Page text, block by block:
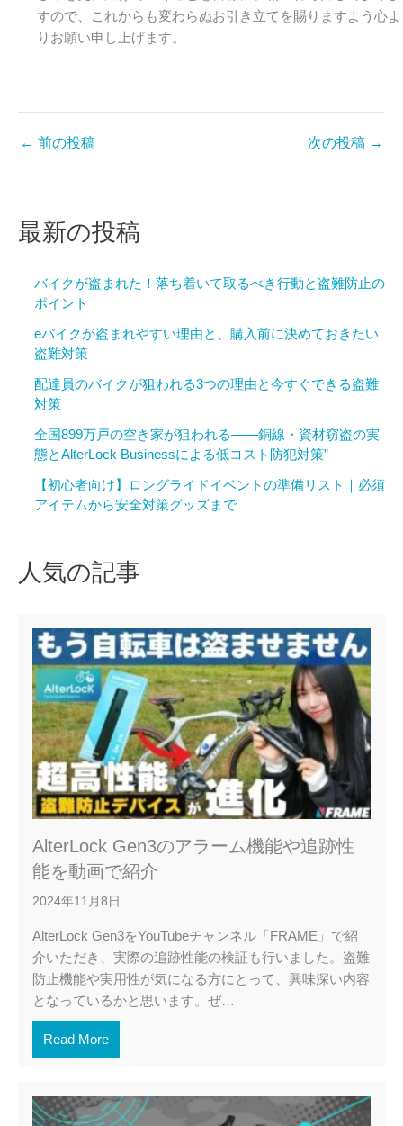
すので、これからも変わらぬお引き立てを賜りますよう心よ
りお願い申し上げます。
← 前の投稿 次の投稿 →
最新の投稿
バイクが盗まれた！落ち着いて取るべき行動と盗難防止の
ポイント
eバイクが盗まれやすい理由と、購入前に決めておきたい
盗難対策
配達員のバイクが狙われる3つの理由と今すぐできる盗難
対策
全国899万戸の空き家が狙われる——銅線・資材窃盗の実
態とAlterLock Businessによる低コスト防犯対策”
【初心者向け】ロングライドイベントの準備リスト｜必須
アイテムから安全対策グッズまで
人気の記事
AlterLock Gen3のアラーム機能や追跡性
能を動画で紹介
2024年11月8日
AlterLock Gen3をYouTubeチャンネル「FRAME」で紹
介いただき、実際の追跡性能の検証も行いました。盗難
防止機能や実用性が気になる方にとって、興味深い内容
となっているかと思います。ぜ…
Read More